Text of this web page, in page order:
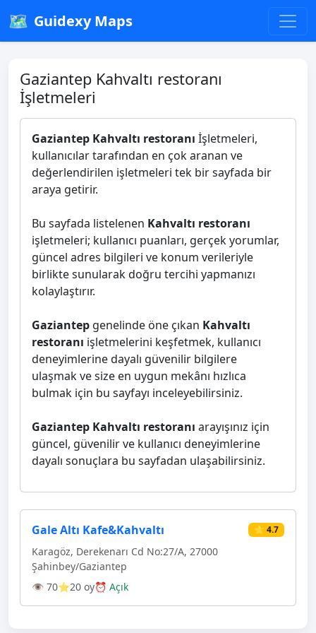
🗺️ Guidexy Maps
Gaziantep Kahvaltı restoranı
İşletmeleri
Gaziantep Kahvaltı restoranı İşletmeleri,
kullanıcılar tarafından en çok aranan ve
değerlendirilen işletmeleri tek bir sayfada bir
araya getirir.
Bu sayfada listelenen Kahvaltı restoranı
işletmeleri; kullanıcı puanları, gerçek yorumlar,
güncel adres bilgileri ve konum verileriyle
birlikte sunularak doğru tercihi yapmanızı
kolaylaştırır.
Gaziantep genelinde öne çıkan Kahvaltı
restoranı işletmelerini keşfetmek, kullanıcı
deneyimlerine dayalı güvenilir bilgilere
ulaşmak ve size en uygun mekânı hızlıca
bulmak için bu sayfayı inceleyebilirsiniz.
Gaziantep Kahvaltı restoranı arayışınız için
güncel, güvenilir ve kullanıcı deneyimlerine
dayalı sonuçlara bu sayfadan ulaşabilirsiniz.
Gale Altı Kafe&Kahvaltı ⭐ 4.7
Karagöz, Derekenarı Cd No:27/A, 27000
Şahinbey/Gaziantep
👁 70⭐20 oy⏰ Açık